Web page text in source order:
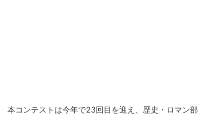
本コンテストは今年で23回目を迎え、歴史・ロマン部